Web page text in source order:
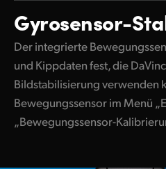
Gyrosensor-
Der integrierte
und Kippdaten fest, die
Bildstabilisierung verwenden
Bewegungssensor im Menü
„Bewegungssensor-